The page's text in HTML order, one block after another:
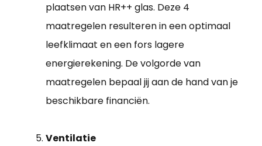
plaatsen van HR++ glas. Deze 4
maatregelen resulteren in een optimaal
leefklimaat en een fors lagere
energierekening. De volgorde van
maatregelen bepaal jij aan de hand van je
beschikbare financiën.
Ventilatie